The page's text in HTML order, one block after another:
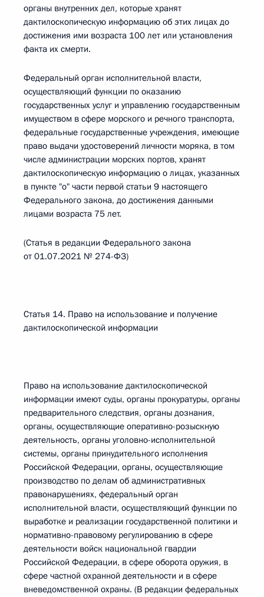
органы внутренних дел, которые хранят
дактилоскопическую информацию об этих лицах до
достижения ими возраста 100 лет или установления
факта их смерти.
Федеральный орган исполнительной власти,
осуществляющий функции по оказанию
государственных услуг и управлению государственным
имуществом в сфере морского и речного транспорта,
федеральные государственные учреждения, имеющие
право выдачи удостоверений личности моряка, в том
числе администрации морских портов, хранят
дактилоскопическую информацию о лицах, указанных
в пункте "о" части первой статьи 9 настоящего
Федерального закона, до достижения данными
лицами возраста 75 лет.
(Статья в редакции Федерального закона
от 01.07.2021 № 274-ФЗ)
Статья 14. Право на использование и получение
дактилоскопической информации
Право на использование дактилоскопической
информации имеют суды, органы прокуратуры, органы
предварительного следствия, органы дознания,
органы, осуществляющие оперативно-розыскную
деятельность, органы уголовно-исполнительной
системы, органы принудительного исполнения
Российской Федерации, органы, осуществляющие
производство по делам об административных
правонарушениях, федеральный орган
исполнительной власти, осуществляющий функции по
выработке и реализации государственной политики и
нормативно-правовому регулированию в сфере
деятельности войск национальной гвардии
Российской Федерации, в сфере оборота оружия, в
сфере частной охранной деятельности и в сфере
вневедомственной охраны. (В редакции федеральных